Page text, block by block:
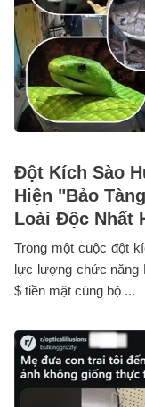
Đột Kích Sào
Hiện "Bảo
Loài Độc Nhất
Trong một cuộc đột
lực lượng chức năng
$ tiền mặt cùng bộ ...